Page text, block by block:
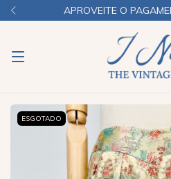
APROVEITE O
ESGOTADO